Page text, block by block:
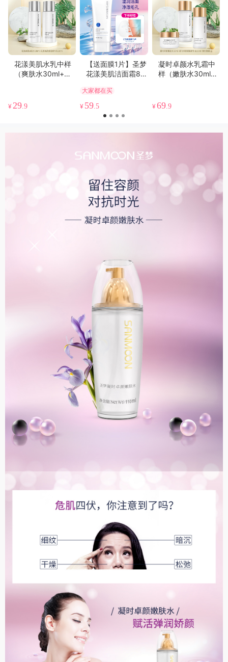
花漾美肌水乳中样
（爽肤水30ml+精
¥ 29 .9
【送面膜1片】圣梦
花漾美肌洁面霜80
大家都在买
¥ 59 .5
凝时卓颜水乳霜中
样（嫩肤水30ml
¥69.9